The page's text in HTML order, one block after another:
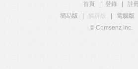
首頁 登錄
註
簡易版
觸屏版 電腦版
© Comsenz Inc.